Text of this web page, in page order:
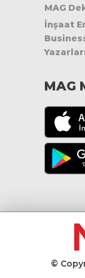
MAG
İnşaat
MAG
©